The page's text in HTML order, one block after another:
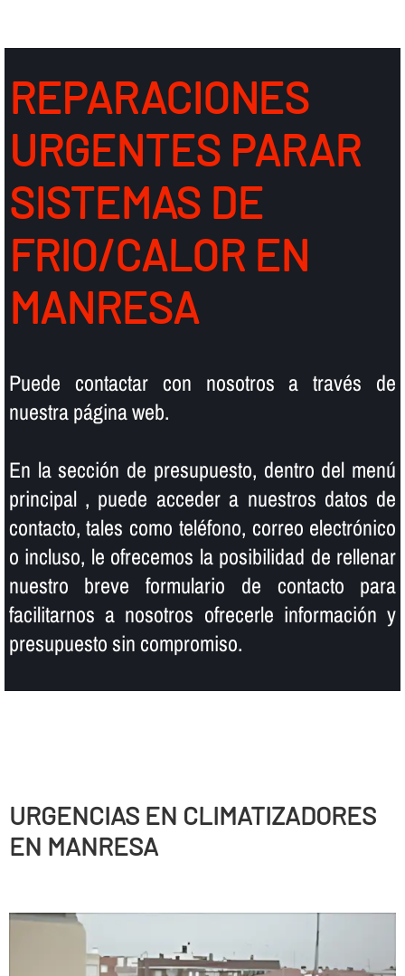
REPARACIONES
URGENTES PARAR
SISTEMAS DE
FRIO/CALOR EN
MANRESA
Puede contactar con nosotros a través de
nuestra página web.
En la sección de presupuesto, dentro del menú
principal , puede acceder a nuestros datos de
contacto, tales como teléfono, correo electrónico
o incluso, le ofrecemos la posibilidad de rellenar
nuestro breve formulario de contacto para
facilitarnos a nosotros ofrecerle información y
presupuesto sin compromiso.
URGENCIAS EN CLIMATIZADORES
EN MANRESA